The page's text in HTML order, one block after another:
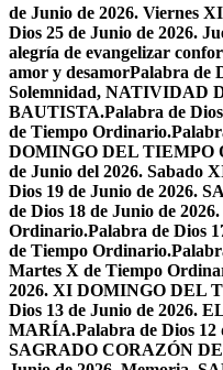
de Junio de 2026. Viernes
Dios 25 de Junio de 2026.
alegría de evangelizar
amor y desamorPalabra de
Solemnidad, NATIVIDAD
BAUTISTA.Palabra de
de Tiempo Ordinario.
DOMINGO DEL TIEMPO
de Junio del 2026. Sabado
Dios 19 de Junio de 2026.
de Dios 18 de Junio de
Ordinario.Palabra de Dios
de Tiempo Ordinario.
Martes X de Tiempo
2026. XI DOMINGO DEL
Dios 13 de Junio de 2026.
MARÍA.Palabra de Dios 12
SAGRADO CORAZÓN